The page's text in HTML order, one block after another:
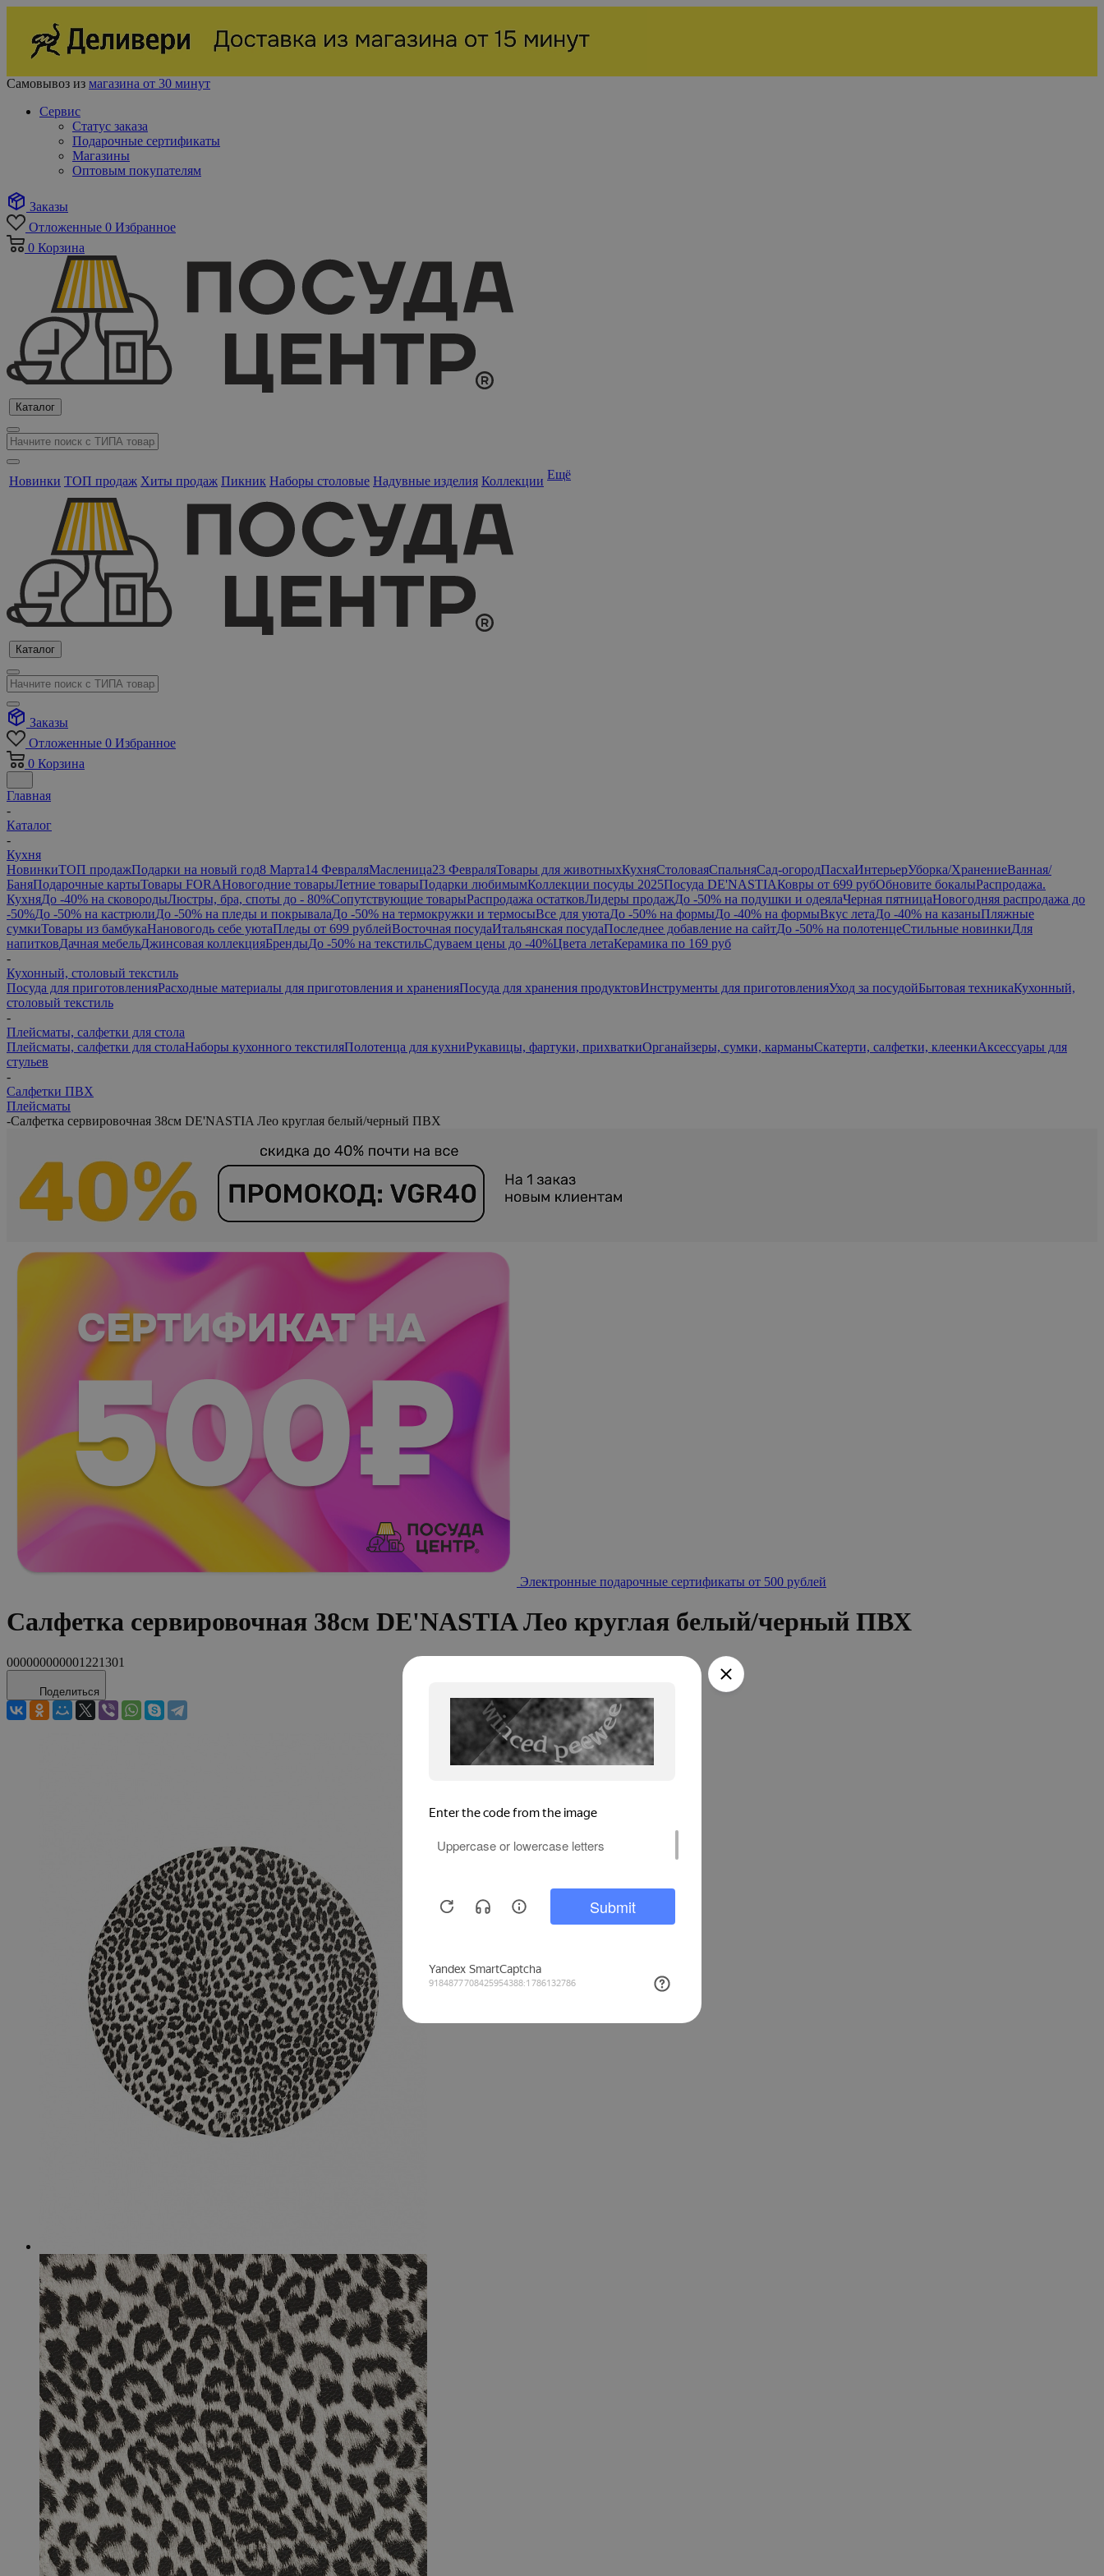
Самовывоз из магазина от 30 минут
Сервис
Статус заказа
Подарочные сертификаты
Магазины
Оптовым покупателям
Заказы
Отложенные 0 Избранное
0 Корзина
Каталог
Новинки ТОП продаж Хиты продаж Пикник Наборы столовые Надувные изделия Коллекции Ещё
Каталог
Заказы
Отложенные 0 Избранное
0 Корзина
Главная
-
Каталог
-
Кухня
НовинкиТОП продажПодарки на новый год8 Марта14 ФевраляМасленица23 ФевраляТовары для животныхКухняСтоловаяСпальняСад-огородПасхаИнтерьерУборка/ХранениеВанная/
БаняПодарочные картыТовары FORAНовогодние товарыЛетние товарыПодарки любимымКоллекции посуды 2025Посуда DE'NASTIAКовры от 699 рубОбновите бокалыРаспродажа.
КухняДо -40% на сковородыЛюстры, бра, споты до - 80%Сопутствующие товарыРаспродажа остатковЛидеры продажДо -50% на подушки и одеялаЧерная пятницаНовогодняя распродажа до
-50%До -50% на кастрюлиДо -50% на пледы и покрывалаДо -50% на термокружки и термосыВсе для уютаДо -50% на формыДо -40% на формыВкус летаДо -40% на казаныПляжные
сумкиТовары из бамбукаНановогодь себе уютаПледы от 699 рублейВосточная посудаИтальянская посудаПоследнее добавление на сайтДо -50% на полотенцеСтильные новинкиДля
напитковДачная мебельДжинсовая коллекцияБрендыДо -50% на текстильСдуваем цены до -40%Цвета летаКерамика по 169 руб
-
Кухонный, столовый текстиль
Посуда для приготовленияРасходные материалы для приготовления и храненияПосуда для хранения продуктовИнструменты для приготовленияУход за посудойБытовая техникаКухонный,
столовый текстиль
-
Плейсматы, салфетки для стола
Плейсматы, салфетки для столаНаборы кухонного текстиляПолотенца для кухниРукавицы, фартуки, прихваткиОрганайзеры, сумки, карманыСкатерти, салфетки, клеенкиАксессуары для
стульев
-
Салфетки ПВХ
Плейсматы
-Салфетка сервировочная 38см DE'NASTIA Лео круглая белый/черный ПВХ
Электронные подарочные сертификаты от 500 рублей
Салфетка сервировочная 38см DE'NASTIA Лео круглая белый/черный ПВХ
000000000001221301
Поделиться